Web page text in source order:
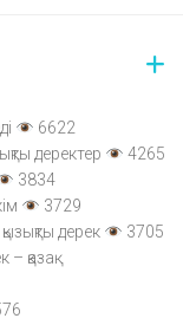
6622
деректер
4265
3834
3729
дерек
3705
қазақ